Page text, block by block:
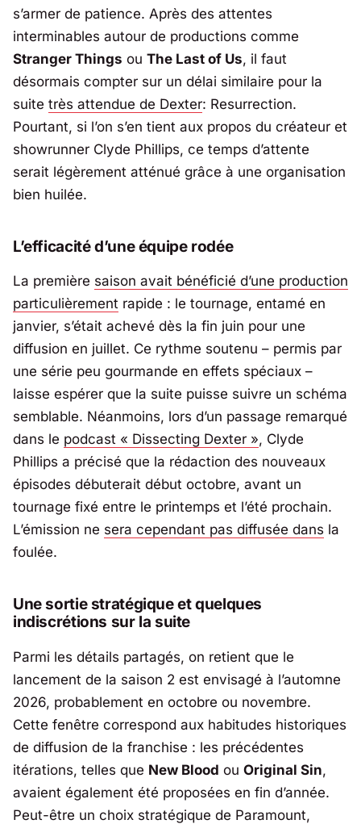
s’armer de patience. Après des attentes
interminables autour de productions comme
Stranger Things ou The Last of Us, il faut
désormais compter sur un délai similaire pour la
suite très attendue de Dexter: Resurrection.
Pourtant, si l’on s’en tient aux propos du créateur et
showrunner Clyde Phillips, ce temps d’attente
serait légèrement atténué grâce à une organisation
bien huilée.
L’efficacité d’une équipe rodée
La première saison avait bénéficié d’une production
particulièrement rapide : le tournage, entamé en
janvier, s’était achevé dès la fin juin pour une
diffusion en juillet. Ce rythme soutenu – permis par
une série peu gourmande en effets spéciaux –
laisse espérer que la suite puisse suivre un schéma
semblable. Néanmoins, lors d’un passage remarqué
dans le podcast « Dissecting Dexter », Clyde
Phillips a précisé que la rédaction des nouveaux
épisodes débuterait début octobre, avant un
tournage fixé entre le printemps et l’été prochain.
L’émission ne sera cependant pas diffusée dans la
foulée.
Une sortie stratégique et quelques
indiscrétions sur la suite
Parmi les détails partagés, on retient que le
lancement de la saison 2 est envisagé à l’automne
2026, probablement en octobre ou novembre.
Cette fenêtre correspond aux habitudes historiques
de diffusion de la franchise : les précédentes
itérations, telles que New Blood ou Original Sin,
avaient également été proposées en fin d’année.
Peut-être un choix stratégique de Paramount,